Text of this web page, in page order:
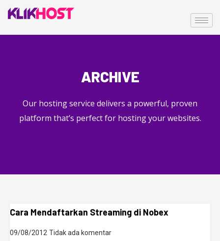
ARCHIVE
Our hosting service delivers a powerful, proven
platform that’s perfect for hosting your websites.
Cara Mendaftarkan Streaming di Nobex
09/08/2012 Tidak ada komentar